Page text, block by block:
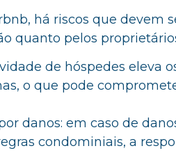
há riscos que devem
quanto pelos
de hóspedes eleva
o que pode
danos: em caso de
condominiais, a